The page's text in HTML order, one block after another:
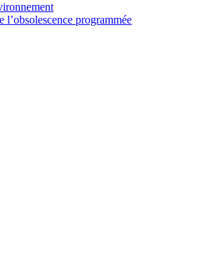
l’obsolescence programmée